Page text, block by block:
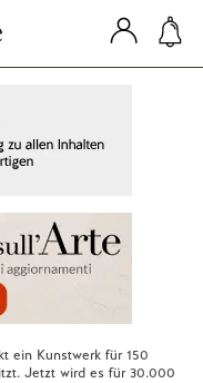
ein Kunstwerk für 150
Jetzt wird es für 30.000